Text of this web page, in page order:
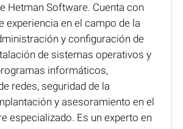
Hetman Software. Cuenta con
experiencia en el campo de la
y configuración de
de sistemas operativos y
informáticos,
redes, seguridad de la
y asesoramiento en el
especializado. Es un experto en